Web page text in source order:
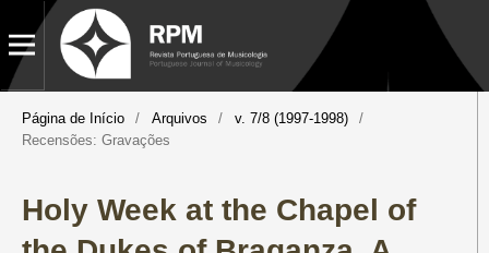
Página de Início / Arquivos / v. 7/8 (1997-1998)
/
Recensões: Gravações
Holy Week at the Chapel of